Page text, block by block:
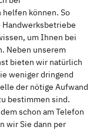
können. So
Handwerksbetriebe
um Ihnen bei
Neben unserem
bieten wir natürlich
weniger dringend
der nötige Aufwand
bestimmen sind.
schon am Telefon
wir Sie dann per